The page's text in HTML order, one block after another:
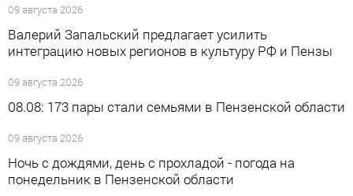
09 августа 2026
Валерий Запальский предлагает усилить
интеграцию новых регионов в культуру РФ и Пензы
09 августа 2026
08.08: 173 пары стали семьями в Пензенской области
09 августа 2026
Ночь с дождями, день с прохладой - погода на
понедельник в Пензенской области